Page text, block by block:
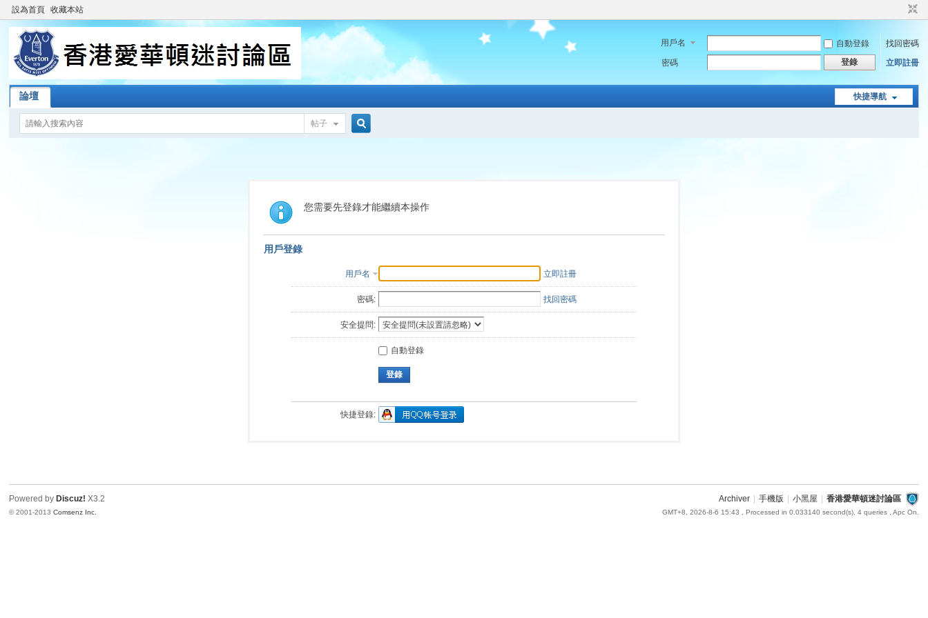
設為首頁 收藏本站
用戶名 自動登錄
找回密碼
密碼
登錄 立即註冊
快捷導航
論壇
帖子
索
您需要先登錄才能繼續本操作
用戶登錄
用戶名 立即註冊
密碼: 找回密碼
安全提問:
自動登錄
登錄
快捷登錄:
Archiver 手機版 小黑屋 香港愛華頓迷討論區
GMT+8, 2026-8-6 15:43 , Processed in 0.033140 second(s), 4 queries , Apc On.
Powered by Discuz! X3.2
© 2001-2013Comsenz Inc.